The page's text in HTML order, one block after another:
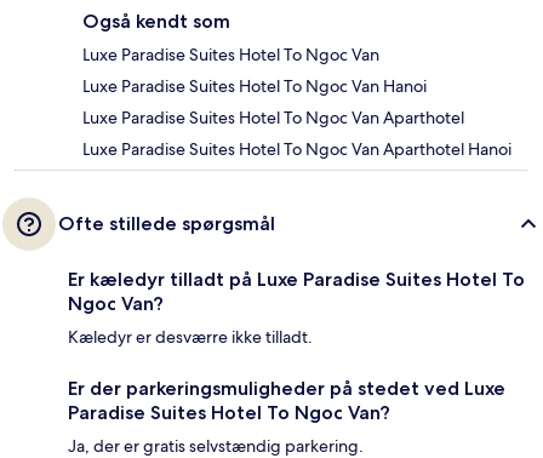
Også kendt som
Luxe Paradise Suites Hotel To Ngoc Van
Luxe Paradise Suites Hotel To Ngoc Van Hanoi
Luxe Paradise Suites Hotel To Ngoc Van Aparthotel
Luxe Paradise Suites Hotel To Ngoc Van Aparthotel Hanoi
Ofte stillede spørgsmål
Er kæledyr tilladt på Luxe Paradise Suites Hotel To
Ngoc Van?
Kæledyr er desværre ikke tilladt.
Er der parkeringsmuligheder på stedet ved Luxe
Paradise Suites Hotel To Ngoc Van?
Ja, der er gratis selvstændig parkering.